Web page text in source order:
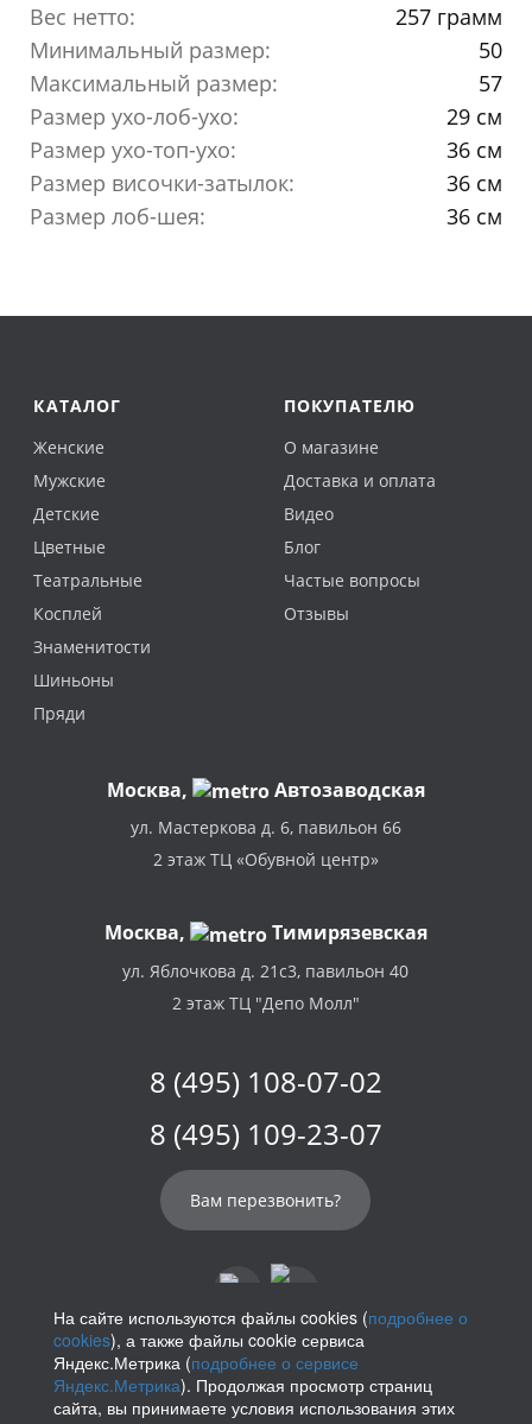
Вес нетто:
257 грамм
Минимальный размер:
50
Максимальный размер:
57
Размер ухо-лоб-ухо:
29 см
Размер ухо-топ-ухо:
36 см
Размер височки-затылок:
36 см
Размер лоб-шея:
36 см
КАТАЛОГ
Женские
Мужские
Детские
Цветные
Театральные
Косплей
Знаменитости
Шиньоны
Пряди
ПОКУПАТЕЛЮ
О магазине
Доставка и оплата
Видео
Блог
Частые вопросы
Отзывы
Москва, Автозаводская
ул. Мастеркова д. 6, павильон 66
2 этаж ТЦ «Обувной центр»
Москва, Тимирязевская
ул. Яблочкова д. 21с3, павильон 40
2 этаж ТЦ "Депо Молл"
8 (495) 108-07-02
8 (495) 109-23-07
Вам перезвонить?
info@parikof.ru
На сайте используются файлы cookies (подробнее о
cookies), а также файлы cookie сервиса
Яндекс.Метрика (подробнее о сервисе
Яндекс.Метрика). Продолжая просмотр страниц
сайта, вы принимаете условия использования этих